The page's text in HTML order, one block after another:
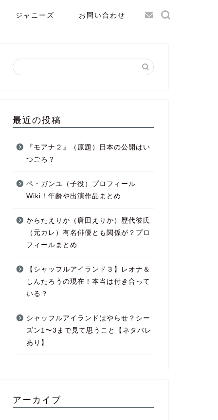
ジャニーズ お問い合わせ
最近の投稿
『モアナ２』（原題）日本の公開はい
つごろ？
ペ・ガンユ（子役）プロフィール
Wiki！年齢や出演作品まとめ
からたえりか（唐田えりか）歴代彼氏
（元カレ）有名俳優とも関係が？プロ
フィールまとめ
【シャッフルアイランド３】レオナ＆
しんたろうの現在！本当は付き合って
いる？
シャッフルアイランドはやらせ？シー
ズン1〜3まで見て思うこと【ネタバレ
あり】
アーカイブ